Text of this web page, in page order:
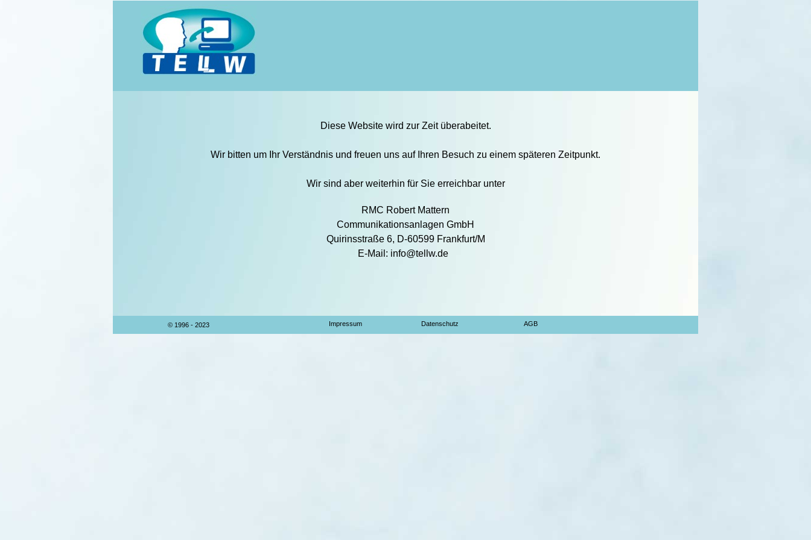
Diese Website wird zur Zeit überabeitet.
Wir bitten um Ihr Verständnis und freuen uns auf Ihren Besuch zu einem späteren Zeitpunkt.
Wir sind aber weiterhin für Sie erreichbar unter
RMC Robert Mattern
Communikationsanlagen GmbH
Quirinsstraße 6, D-60599 Frankfurt/M
E-Mail: info@tellw.de
© 1996 - 2023 AGB
Impressum Datenschutz